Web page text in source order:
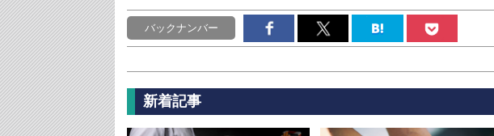
バックナンバー
新着記事